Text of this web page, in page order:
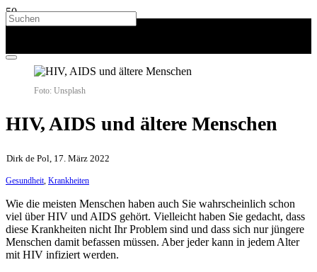
Foto: Unsplash
HIV, AIDS und ältere Menschen
Dirk de Pol, 17. März 2022
Gesundheit, Krankheiten
Wie die meisten Menschen haben auch Sie wahrscheinlich schon
viel über HIV und AIDS gehört. Vielleicht haben Sie gedacht, dass
diese Krankheiten nicht Ihr Problem sind und dass sich nur jüngere
Menschen damit befassen müssen. Aber jeder kann in jedem Alter
mit HIV infiziert werden.